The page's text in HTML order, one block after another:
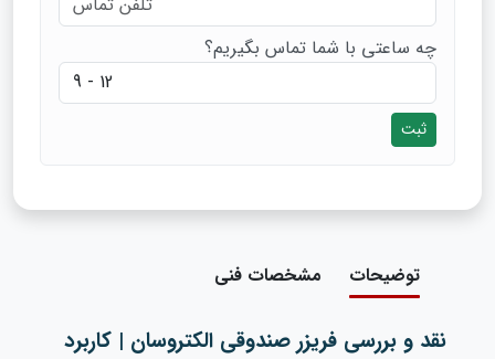
چه ساعتی با شما تماس بگیریم؟
ثبت
توضیحات مشخصات فنی
نقد و بررسی فریزر صندوقی الکتروسان | کاربرد